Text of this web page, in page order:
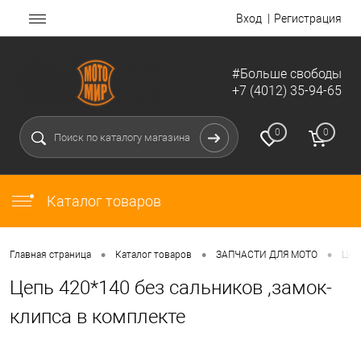
Вход Регистрация
#Больше свободы
+7 (4012) 35-94-65
0 0
Каталог товаров
Главная страница • Каталог товаров • ЗАПЧАСТИ ДЛЯ МОТО •
Цепь 420*140 без сальников ,замок-
клипса в комплекте